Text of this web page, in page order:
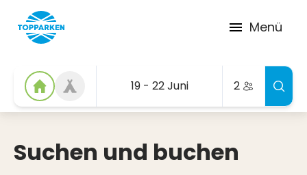
Menü
19 - 22 Juni 2
Suchen und buchen